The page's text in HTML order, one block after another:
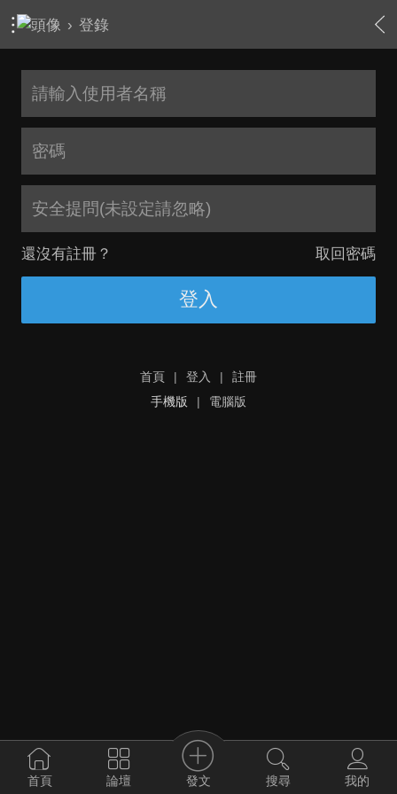
› 登錄
安全提問(未設定請忽略)
還沒有註冊？ 取回密碼
登入
首頁 | 登入 |
註冊
手機版
| 電腦版
首頁 論壇 發文 搜尋 我的